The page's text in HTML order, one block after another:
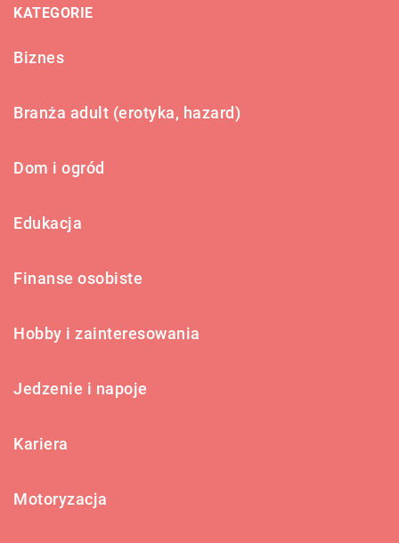
KATEGORIE
Biznes
Branża adult (erotyka, hazard)
Dom i ogród
Edukacja
Finanse osobiste
Hobby i zainteresowania
Jedzenie i napoje
Kariera
Motoryzacja